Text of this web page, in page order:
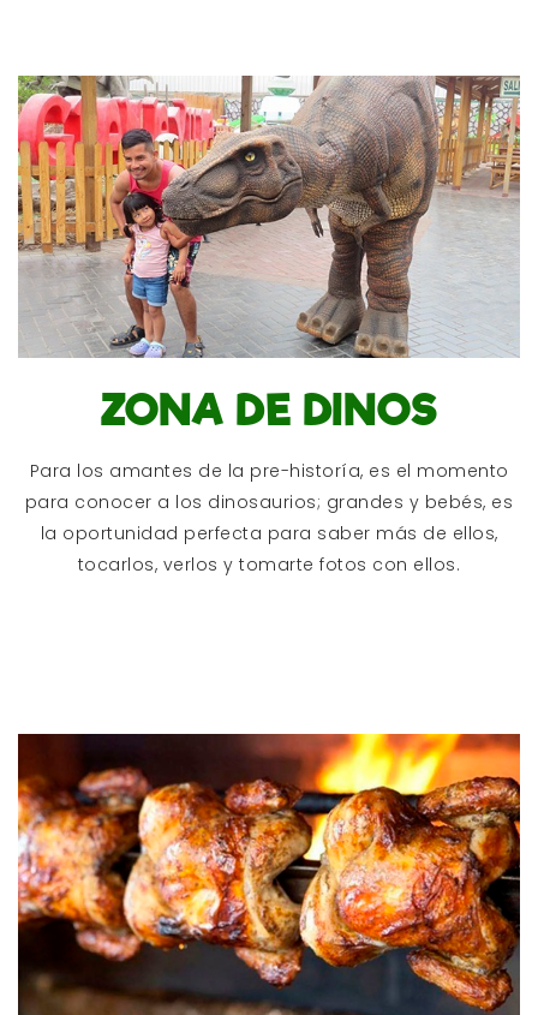
ZONA DE DINOS
Para los amantes de la pre-historía, es el momento
para conocer a los dinosaurios; grandes y bebés, es
la oportunidad perfecta para saber más de ellos,
tocarlos, verlos y tomarte fotos con ellos.